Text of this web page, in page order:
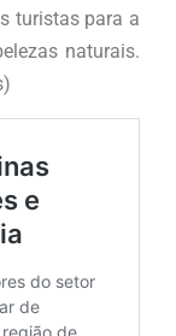
turistas para a
naturais.